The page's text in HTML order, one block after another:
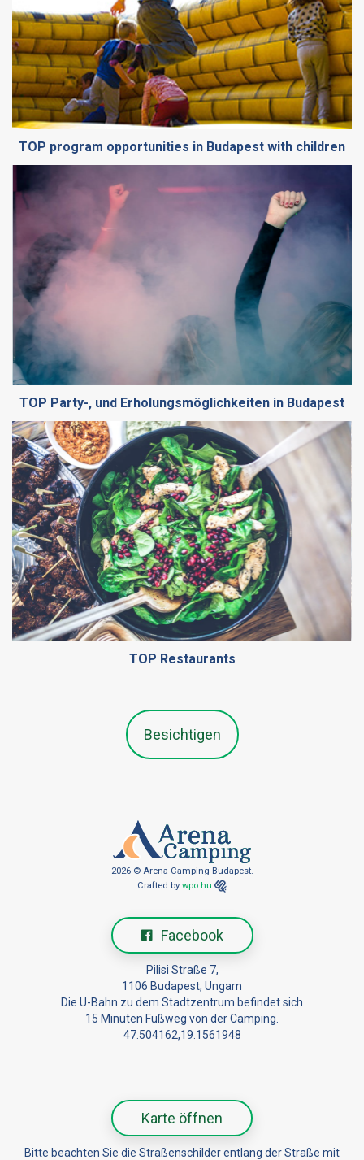
TOP program opportunities in Budapest with children
TOP Party-, und Erholungsmöglichkeiten in Budapest
TOP Restaurants
Besichtigen
2026 © Arena Camping Budapest.
Crafted by wpo.hu
Facebook
Pilisi Straße 7,
1106 Budapest, Ungarn
Die U-Bahn zu dem Stadtzentrum befindet sich
15 Minuten Fußweg von der Camping.
47.504162,19.1561948
Karte öffnen
Bitte beachten Sie die Straßenschilder entlang der Straße mit